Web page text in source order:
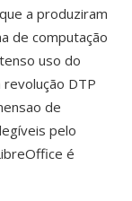
a produziram
de computação
uso do
DTP
de
pelo
é